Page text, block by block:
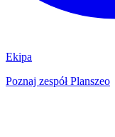
Ekipa
Poznaj zespół Planszeo